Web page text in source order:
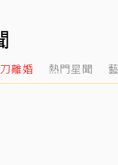
離婚 熱門星聞